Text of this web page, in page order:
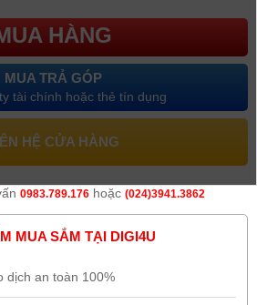
HÀNG
MUA TRẢ GÓP
tài chính hoặc thẻ tín dụng
HỆ CỬA HÀNG
0983.789.176hoặc (024)3941.3862
MUA SẮM TẠI DIGI4U
dịch an toàn 100%